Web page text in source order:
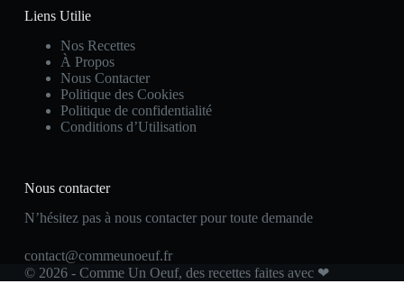
Liens Utilie
Nos Recettes
À Propos
Nous Contacter
Politique des Cookies
Politique de confidentialité
Conditions d’Utilisation
Nous contacter
N’hésitez pas à nous contacter pour toute demande
contact@commeunoeuf.fr
© 2026 - Comme Un Oeuf, des recettes faites avec ❤